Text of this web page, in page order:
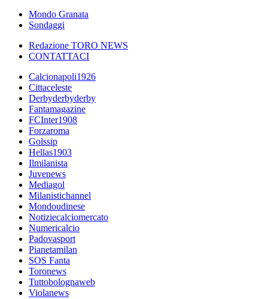
Mondo Granata
Sondaggi
Redazione TORO NEWS
CONTATTACI
Calcionapoli1926
Cittaceleste
Derbyderbyderby
Fantamagazine
FCInter1908
Forzaroma
Golssip
Hellas1903
Ilmilanista
Juvenews
Mediagol
Milanistichannel
Mondoudinese
Notiziecalciomercato
Numericalcio
Padovasport
Pianetamilan
SOS Fanta
Toronews
Tuttobolognaweb
Violanews